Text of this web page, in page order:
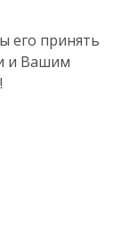
его принять
и Вашим